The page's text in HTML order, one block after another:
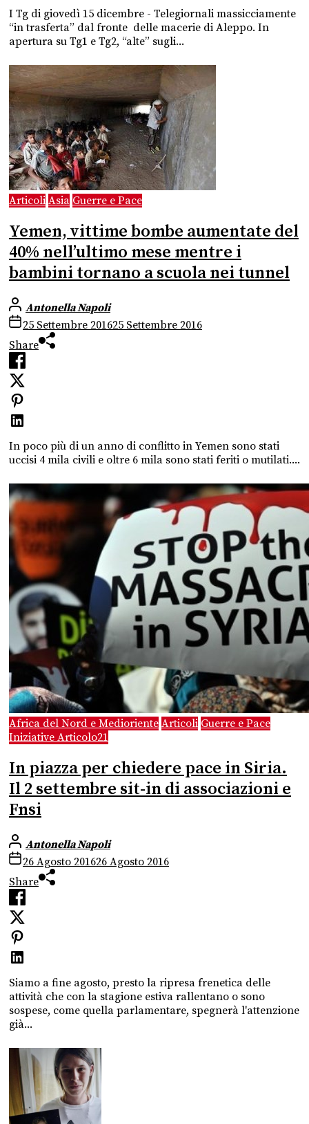
I Tg di giovedì 15 dicembre - Telegiornali massicciamente
“in trasferta” dal fronte delle macerie di Aleppo. In
apertura su Tg1 e Tg2, “alte” sugli...
Articoli Asia Guerre e Pace
Yemen, vittime bombe aumentate del
40% nell’ultimo mese mentre i
bambini tornano a scuola nei tunnel
Antonella Napoli
25 Settembre 201625 Settembre 2016
Share
In poco più di un anno di conflitto in Yemen sono stati
uccisi 4 mila civili e oltre 6 mila sono stati feriti o mutilati....
Africa del Nord e Medioriente Articoli Guerre e Pace
Iniziative Articolo21
In piazza per chiedere pace in Siria.
Il 2 settembre sit-in di associazioni e
Fnsi
Antonella Napoli
26 Agosto 201626 Agosto 2016
Share
Siamo a fine agosto, presto la ripresa frenetica delle
attività che con la stagione estiva rallentano o sono
sospese, come quella parlamentare, spegnerà l'attenzione
già...